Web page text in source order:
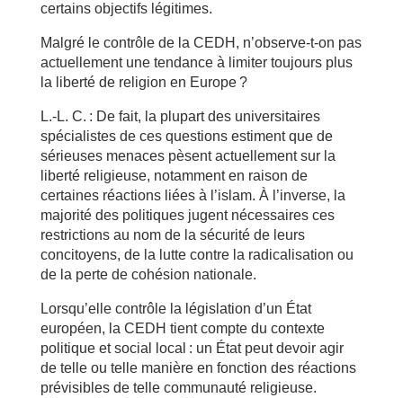
certains objectifs légitimes.
Malgré le contrôle de la CEDH, n’observe-t-on pas
actuellement une tendance à limiter toujours plus
la liberté de religion en Europe ?
L.-L. C. : De fait, la plupart des universitaires
spécialistes de ces questions estiment que de
sérieuses menaces pèsent actuellement sur la
liberté religieuse, notamment en raison de
certaines réactions liées à l’islam. À l’inverse, la
majorité des politiques jugent nécessaires ces
restrictions au nom de la sécurité de leurs
concitoyens, de la lutte contre la radicalisation ou
de la perte de cohésion nationale.
Lorsqu’elle contrôle la législation d’un État
européen, la CEDH tient compte du contexte
politique et social local : un État peut devoir agir
de telle ou telle manière en fonction des réactions
prévisibles de telle communauté religieuse.